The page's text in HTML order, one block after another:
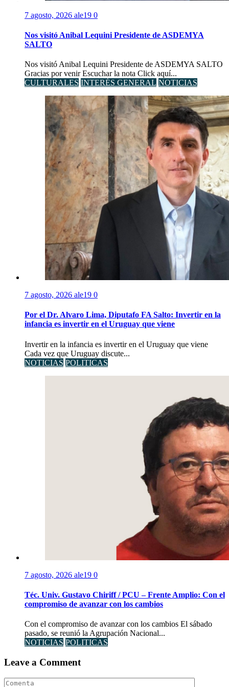
7 agosto, 2026 ale19 0
Nos visitó Anibal Lequini Presidente de ASDEMYA
SALTO
Nos visitó Anibal Lequini Presidente de ASDEMYA SALTO
Gracias por venir Escuchar la nota Click aquí...
CULTURALES INTERÉS GENERAL NOTICIAS
7 agosto, 2026 ale19 0
Por el Dr. Alvaro Lima, Diputafo FA Salto: Invertir en la
infancia es invertir en el Uruguay que viene
Invertir en la infancia es invertir en el Uruguay que viene
Cada vez que Uruguay discute...
NOTICIAS POLITICAS
7 agosto, 2026 ale19 0
Téc. Univ. Gustavo Chiriff / PCU – Frente Amplio: Con el
compromiso de avanzar con los cambios
Con el compromiso de avanzar con los cambios El sábado
pasado, se reunió la Agrupación Nacional...
NOTICIAS POLITICAS
Leave a Comment